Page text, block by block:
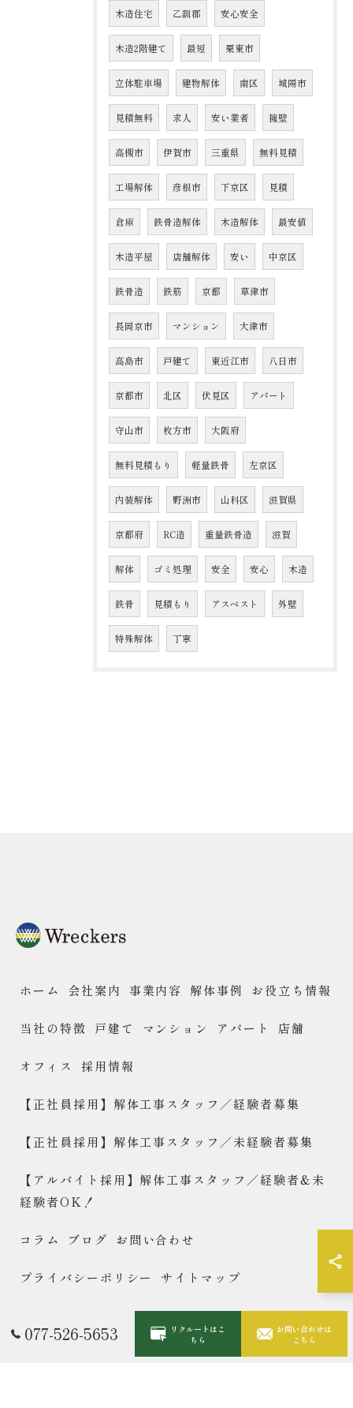
木造住宅 乙訓郡 安心安全
木造2階建て 最短 栗東市
立体駐車場 建物解体 南区 城陽市
見積無料 求人 安い業者 擁壁
高槻市 伊賀市 三重県 無料見積
工場解体 彦根市 下京区 見積
倉庫 鉄骨造解体 木造解体 最安値
木造平屋 店舗解体 安い 中京区
鉄骨造 鉄筋 京都 草津市
長岡京市 マンション 大津市
高島市 戸建て 東近江市 八日市
京都市 北区 伏見区 アパート
守山市 枚方市 大阪府
無料見積もり 軽量鉄骨 左京区
内装解体 野洲市 山科区 滋賀県
京都府 RC造 重量鉄骨造 滋賀
解体 ゴミ処理 安全 安心 木造
鉄骨 見積もり アスベスト 外壁
特殊解体 丁寧
077-526-5653
リクルートはこ
ちら
お問い合わせは
こちら
ホーム 会社案内 事業内容 解体事例 お役立ち情報
当社の特徴 戸建て マンション アパート 店舗
オフィス 採用情報
【正社員採用】解体工事スタッフ／経験者募集
【正社員採用】解体工事スタッフ／未経験者募集
【アルバイト採用】解体工事スタッフ／経験者&未
経験者OK！
コラム ブログ お問い合わせ
プライバシーポリシー サイトマップ
© 2026 滋賀で解体するなら合同会社Wreckers ALL RIGHTS